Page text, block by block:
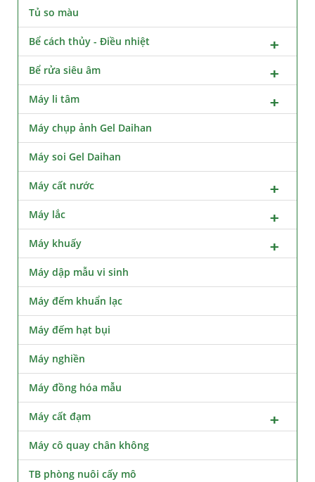
Tủ so màu
Bể cách thủy - Điều nhiệt
Bể rửa siêu âm
Máy li tâm
Máy chụp ảnh Gel Daihan
Máy soi Gel Daihan
Máy cất nước
Máy lắc
Máy khuấy
Máy dập mẫu vi sinh
Máy đếm khuẩn lạc
Máy đếm hạt bụi
Máy nghiền
Máy đồng hóa mẫu
Máy cất đạm
Máy cô quay chân không
TB phòng nuôi cấy mô